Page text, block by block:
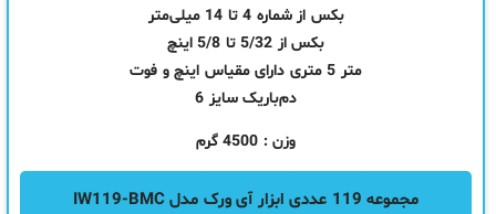
بکس از شماره 4 تا 14 میلی‌متر
بکس از 5/32 تا 5/8 اینچ
متر 5 متری دارای مقیاس اینچ و فوت
دم‌باریک سایز 6
وزن : 4500 گرم
مجموعه 119 عددی ابزار آی ورک مدل IW119-BMC